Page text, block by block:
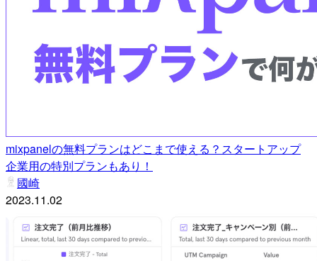
mixpanelの無料プランはどこまで使える？スタートアップ
企業用の特別プランもあり！
國崎
2023.11.02